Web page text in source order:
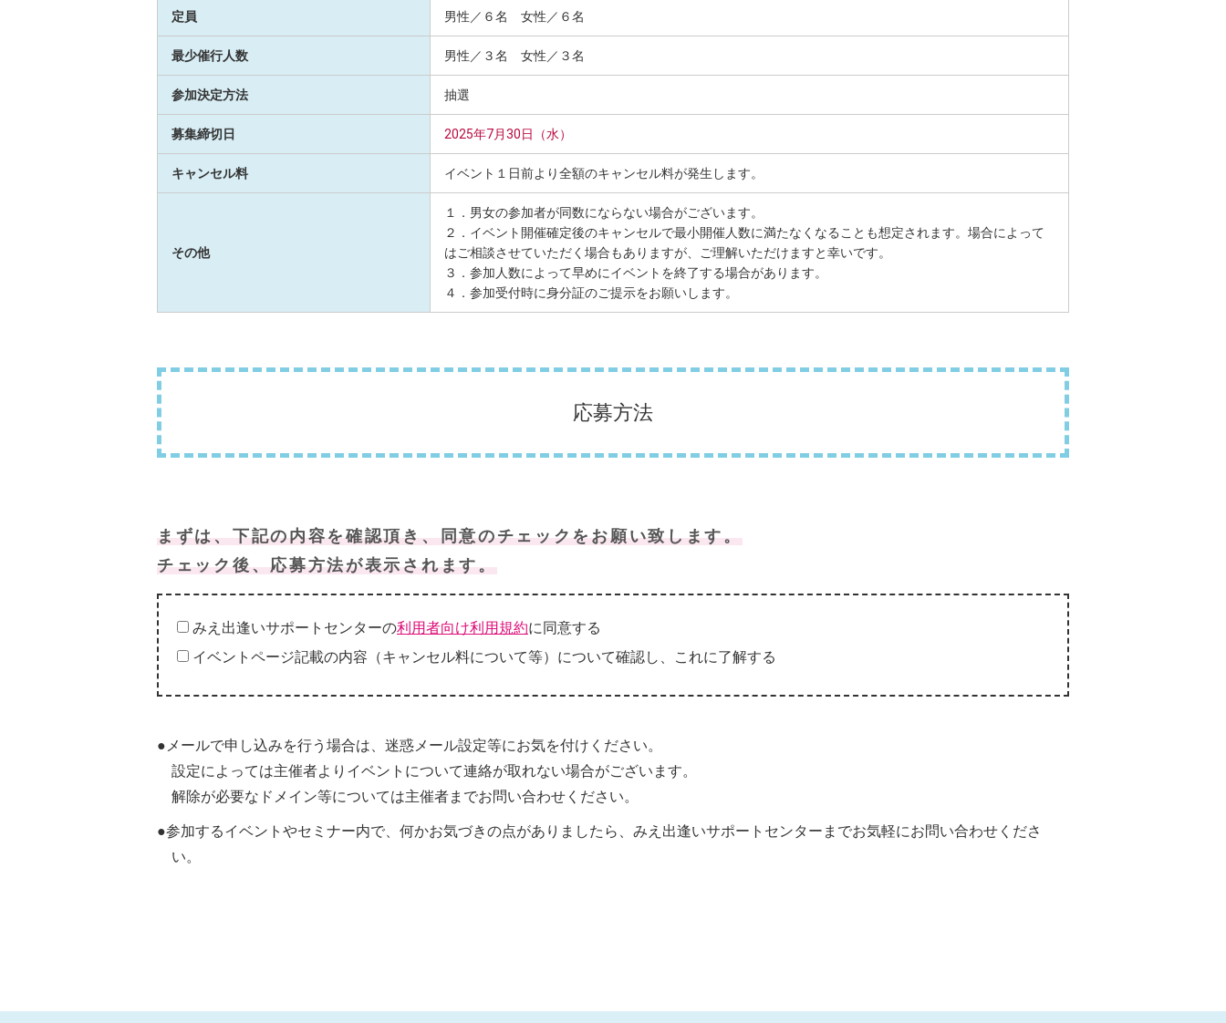
定員 男性／６名 女性／６名
最少催行人数 男性／３名 女性／３名
参加決定方法 抽選
募集締切日 2025年7月30日（水）
キャンセル料 イベント１日前より全額のキャンセル料が発生します。
その他
１．男女の参加者が同数にならない場合がございます。
２．イベント開催確定後のキャンセルで最小開催人数に満たなくなることも想定されます。場合によって
はご相談させていただく場合もありますが、ご理解いただけますと幸いです。
３．参加人数によって早めにイベントを終了する場合があります。
４．参加受付時に身分証のご提示をお願いします。
応募方法
まずは、下記の内容を確認頂き、同意のチェックをお願い致します。
チェック後、応募方法が表示されます。
みえ出逢いサポートセンターの利用者向け利用規約に同意する
イベントページ記載の内容（キャンセル料について等）について確認し、これに了解する
●メールで申し込みを行う場合は、迷惑メール設定等にお気を付けください。
設定によっては主催者よりイベントについて連絡が取れない場合がございます。
解除が必要なドメイン等については主催者までお問い合わせください。
●参加するイベントやセミナー内で、何かお気づきの点がありましたら、みえ出逢いサポートセンターまでお気軽にお問い合わせくださ
い。